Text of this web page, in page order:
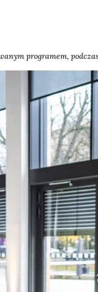
programem,